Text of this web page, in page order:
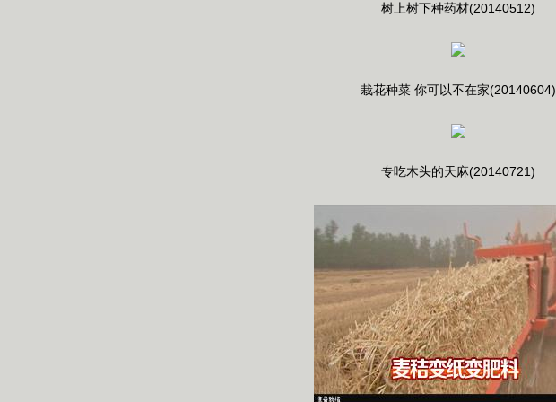
树上树下种药材(20140512)
栽花种菜 你可以不在家(20140604)
专吃木头的天麻(20140721)